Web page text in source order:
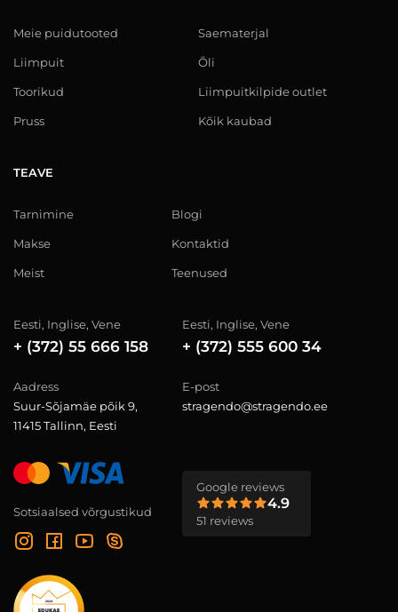
Meie puidutooted
Liimpuit
Toorikud
Pruss
Saematerjal
Õli
Liimpuitkilpide outlet
Kõik kaubad
TEAVE
Tarnimine
Makse
Meist
Blogi
Kontaktid
Teenused
Eesti, Inglise, Vene
+ (372) 55 666 158
Eesti, Inglise, Vene
+ (372) 555 600 34
Aadress
Suur-Sõjamäe põik 9,
11415 Tallinn, Eesti
E-post
stragendo@stragendo.ee
Sotsiaalsed võrgustikud
Google reviews
4.9
51 reviews